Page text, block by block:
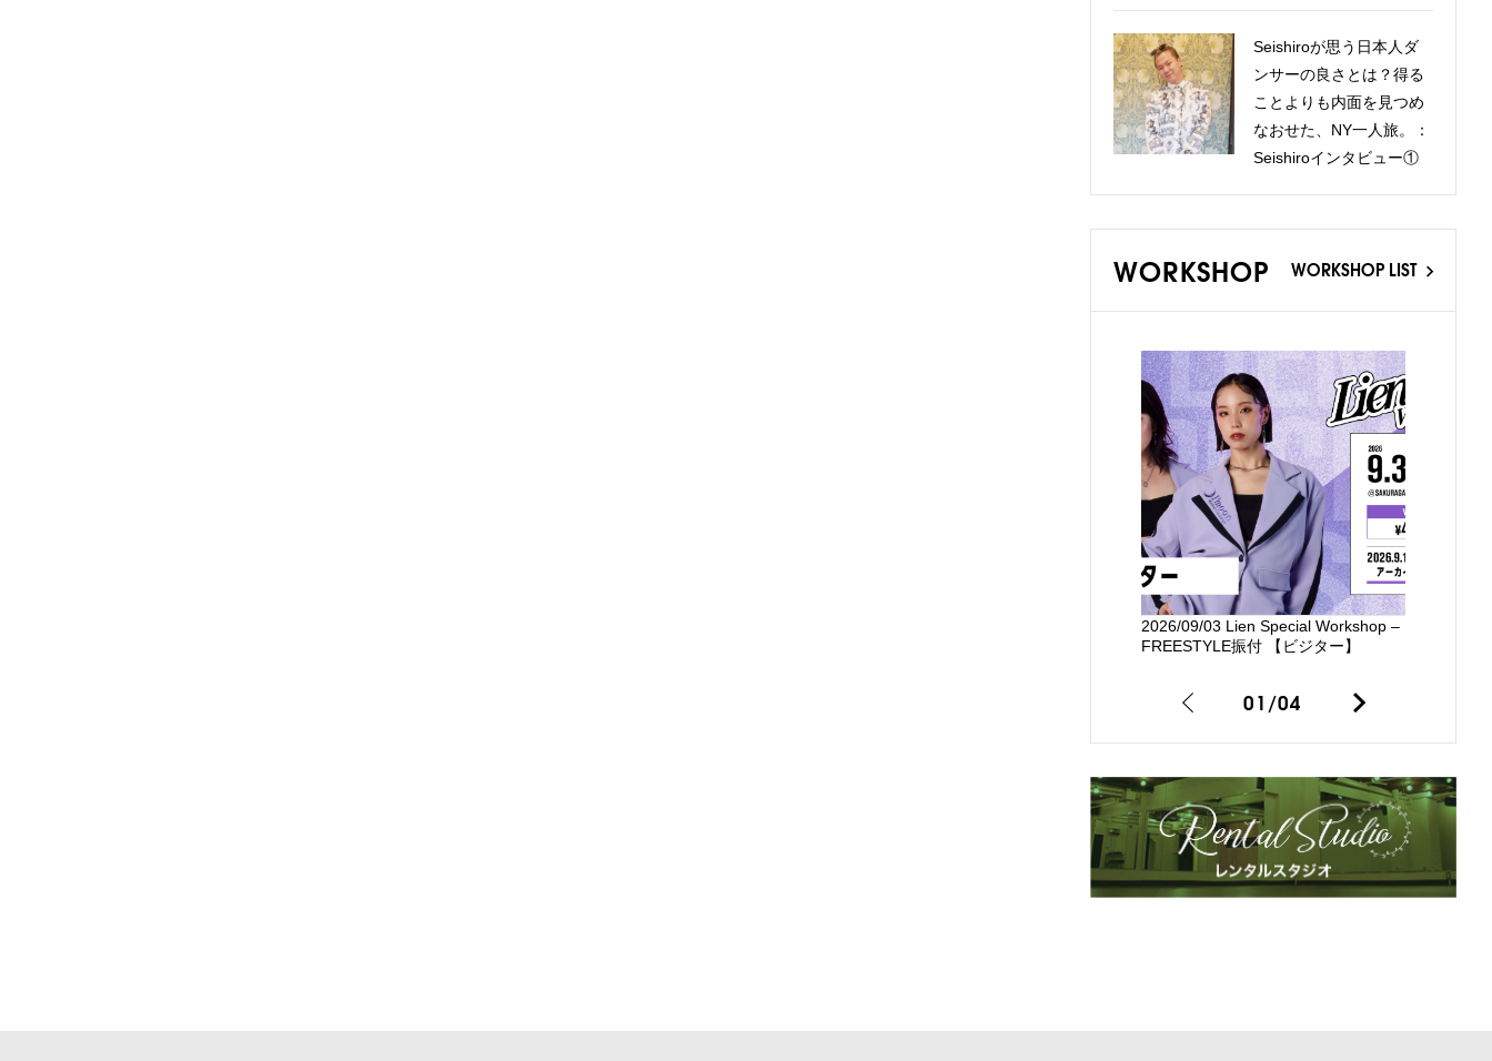
Seishiroが思う日本人ダ
ンサーの良さとは？得る
ことよりも内面を見つめ
なおせた、NY一人旅。：
Seishiroインタビュー①
WORKSHOP WORKSHOP LIST
2026/09/03 Lien Special Workshop –
FREESTYLE振付 【ビジター】
01/04